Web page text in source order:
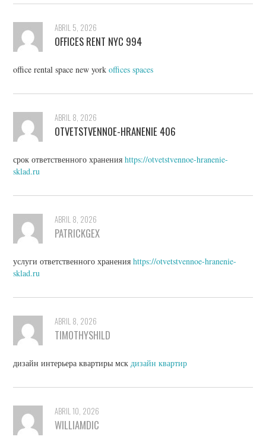
ABRIL 5, 2026
OFFICES RENT NYC 994
office rental space new yorkoffices spaces
ABRIL 8, 2026
OTVETSTVENNOE-HRANENIE 406
срок ответственного храненияhttps://otvetstvennoe-hranenie-
sklad.ru
ABRIL 8, 2026
PATRICKGEX
услуги ответственного храненияhttps://otvetstvennoe-hranenie-
sklad.ru
ABRIL 8, 2026
TIMOTHYSHILD
дизайн интерьера квартиры мскдизайн квартир
ABRIL 10, 2026
WILLIAMDIC